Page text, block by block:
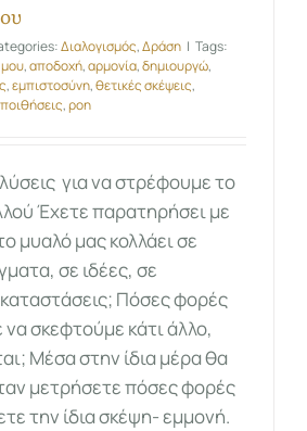
Διαλογισμός,Δράση | Tags:
,αποδοχή,αρμονία,δημιουργώ,
,εμπιστοσύνη,θετικές σκέψεις,
,ροη
για να στρέφουμε το
Έχετε παρατηρήσει με
μυαλό μας κολλάει σε
σε ιδέες, σε
Πόσες φορές
σκεφτούμε κάτι άλλο,
Μέσα στην ίδια μέρα θα
μετρήσετε πόσες φορές
την ίδια σκέψη- εμμονή.